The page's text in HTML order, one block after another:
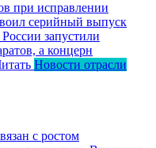
при исправлении
серийный выпуск
запустили
а концерн
Новости отрасли
с ростом